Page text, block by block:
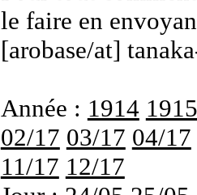
le faire en
[arobase/at]
Année : 1914 1915
02/17 03/17 04/17
11/17 12/17